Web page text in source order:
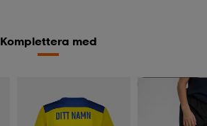
Komplettera med
Kampanj -25%